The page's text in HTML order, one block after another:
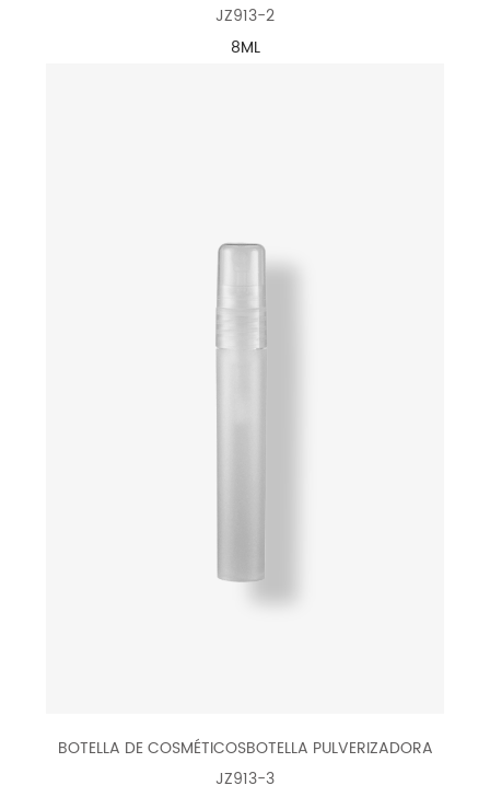
JZ913-2
8ML
BOTELLA DE COSMÉTICOSBOTELLA PULVERIZADORA
JZ913-3